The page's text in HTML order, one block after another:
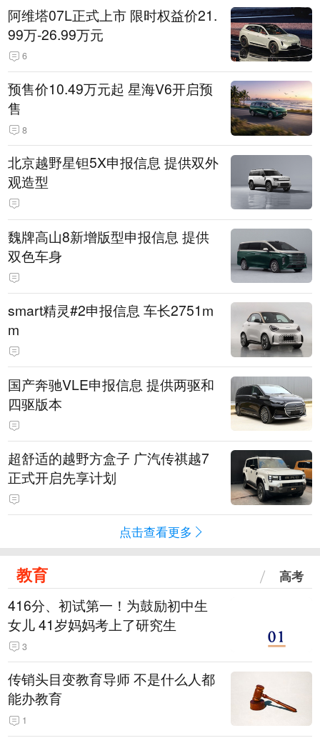
阿维塔07L正式上市 限时权益价21.
99万-26.99万元
6
预售价10.49万元起 星海V6开启预
售
8
北京越野星钽5X申报信息 提供双外
观造型
魏牌高山8新增版型申报信息 提供
双色车身
smart精灵#2申报信息 车长2751m
m
国产奔驰VLE申报信息 提供两驱和
四驱版本
超舒适的越野方盒子 广汽传祺越7
正式开启先享计划
点击查看更多
教育 高考
416分、初试第一！为鼓励初中生
女儿 41岁妈妈考上了研究生
3
传销头目变教育导师 不是什么人都
能办教育
1